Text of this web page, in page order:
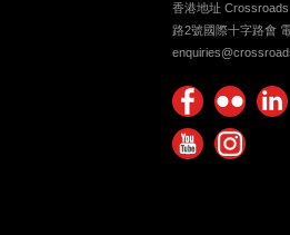
香港地址
路2號國際十字路會
Find
us on
Flickr
Photos